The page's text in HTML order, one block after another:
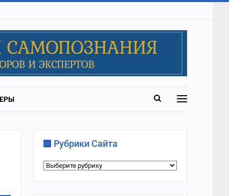
Рубрики Сайта
Рубрики